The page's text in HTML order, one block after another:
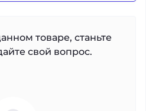
товаре, станьте
свой вопрос.